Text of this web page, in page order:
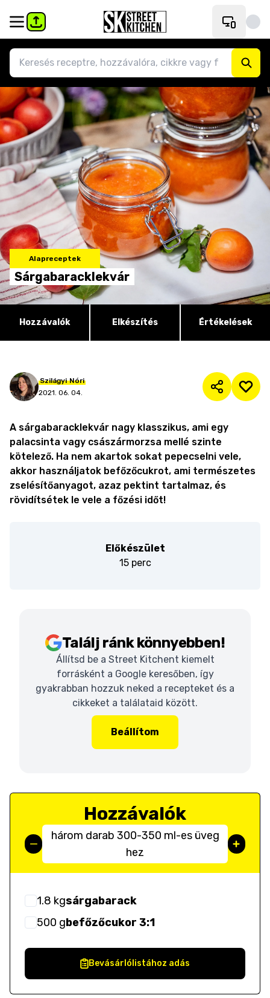
Alapreceptek
Sárgabaracklekvár
Hozzávalók Elkészítés Értékelések
Szilágyi Nóri
2021. 06. 04.
A sárgabaracklekvár nagy klasszikus, ami egy
palacsinta vagy császármorzsa mellé szinte
kötelező. Ha nem akartok sokat pepecselni vele,
akkor használjatok befőzőcukrot, ami természetes
zselésítőanyagot, azaz pektint tartalmaz, és
rövidítsétek le vele a főzési időt!
Előkészület
15 perc
Találj ránk könnyebben!
Állítsd be a Street Kitchent kiemelt
forrásként a Google keresőben, így
gyakrabban hozzuk neked a recepteket és a
cikkeket a találataid között.
Beállítom
Hozzávalók
három darab 300-350 ml-es üveg
hez
1.8 kgsárgabarack
500 gbefőzőcukor 3:1
Bevásárlólistához adás